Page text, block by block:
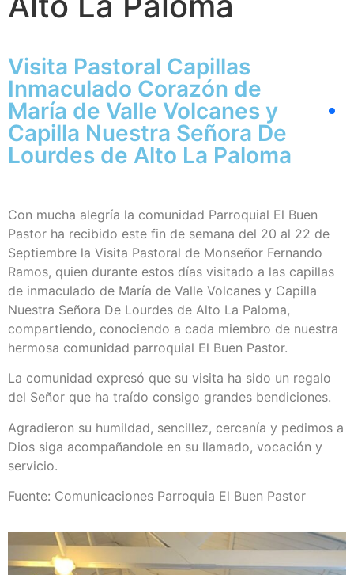
Visita Pastoral Capillas
Inmaculado Corazón de
María de Valle Volcanes y
Capilla Nuestra Señora De
Lourdes de Alto La Paloma
Con mucha alegría la comunidad Parroquial El Buen
Pastor ha recibido este fin de semana del 20 al 22 de
Septiembre la Visita Pastoral de Monseñor Fernando
Ramos, quien durante estos días visitado a las capillas
de inmaculado de María de Valle Volcanes y Capilla
Nuestra Señora De Lourdes de Alto La Paloma,
compartiendo, conociendo a cada miembro de nuestra
hermosa comunidad parroquial El Buen Pastor.
La comunidad expresó que su visita ha sido un regalo
del Señor que ha traído consigo grandes bendiciones.
Agradieron su humildad, sencillez, cercanía y pedimos a
Dios siga acompañandole en su llamado, vocación y
servicio.
Fuente: Comunicaciones Parroquia El Buen Pastor